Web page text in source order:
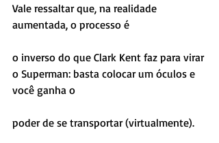
Vale ressaltar que, na realidade
aumentada, o processo é
o inverso do que Clark Kent faz para virar
o Superman: basta colocar um óculos e
você ganha o
poder de se transportar (virtualmente).